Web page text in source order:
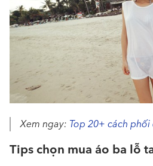
Xem ngay: Top 20+ cách
Tips chọn mua áo ba lỗ